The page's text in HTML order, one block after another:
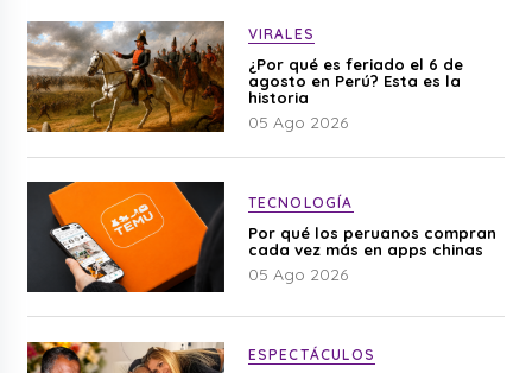
VIRALES
¿Por qué es feriado el 6 de
agosto en Perú? Esta es la
historia
05 Ago 2026
TECNOLOGÍA
Por qué los peruanos compran
cada vez más en apps chinas
05 Ago 2026
ESPECTÁCULOS